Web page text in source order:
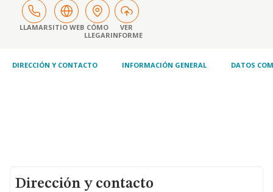
de todas clases, entre ellos: mobiliario,
monedas, sellos, tapices, cuadros,
esculturas, objetos de arte y coleccion,
vehiculos, embarcac
LLAMARSITIO WEB CÓMO
LLEGAR
VER
INFORME
DIRECCIÓN Y CONTACTO INFORMACIÓN GENERAL DATOS
Dirección y contacto